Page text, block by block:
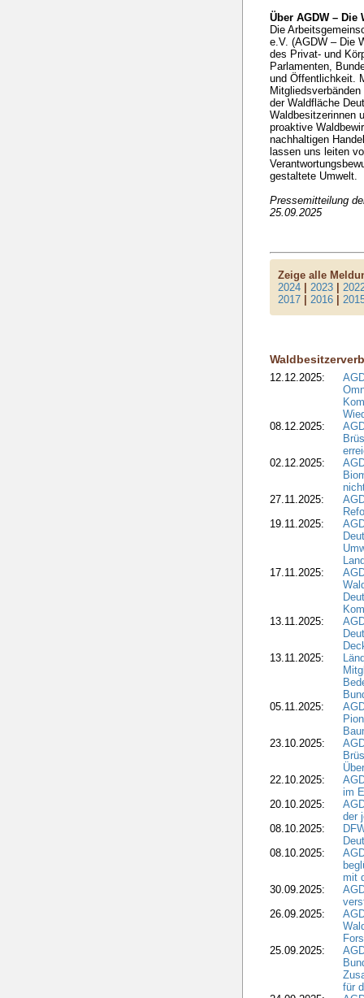
Über AGDW – Die
Die
e.V. (AGDW – Die
des Privat- und
Parlamenten,
und Öffentlichkeit.
der Waldfläche
Waldbesitzerinnen
proaktive
nachhaltigen
lassen uns leiten
gestaltete Umwelt.
Pressemitteilung
25.09.2025
Zeige alle
2024 |2023 |
2017 |2016 |
12.12.2025:
08.12.2025:
02.12.2025:
27.11.2025:
19.11.2025:
17.11.2025:
13.11.2025:
13.11.2025:
05.11.2025:
23.10.2025:
22.10.2025:
im
20.10.2025:
der
08.10.2025:
08.10.2025:
mit
30.09.2025:
26.09.2025:
25.09.2025:
für